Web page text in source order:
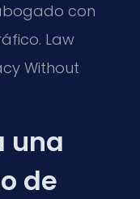
con
Law
Without
una
de